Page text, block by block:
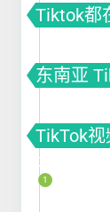
Tiktok都
东南亚
TikTok视
tiktok自
1